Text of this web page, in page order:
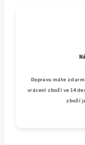
Dopravu máte
vrácení zboží ve 14
zboží